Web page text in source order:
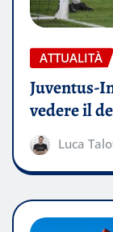
ATTUALITÀ
Juventus-
vedere il
Luca